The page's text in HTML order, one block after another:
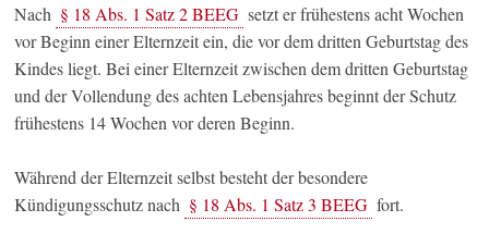
Nach § 18 Abs. 1 Satz 2 BEEG setzt er frühestens acht Wochen
vor Beginn einer Elternzeit ein, die vor dem dritten Geburtstag des
Kindes liegt. Bei einer Elternzeit zwischen dem dritten Geburtstag
und der Vollendung des achten Lebensjahres beginnt der Schutz
frühestens 14 Wochen vor deren Beginn.
Während der Elternzeit selbst besteht der besondere
Kündigungsschutz nach § 18 Abs. 1 Satz 3 BEEG fort.